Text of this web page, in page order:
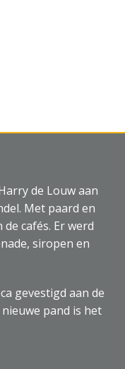
de Louw aan
Met paard en
cafés. Er werd
siropen en
gevestigd aan de
pand is het